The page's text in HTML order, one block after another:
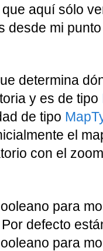
aquí sólo
desde mi
determina
y es de tipo
de tipo
el
con el
para
defecto
para